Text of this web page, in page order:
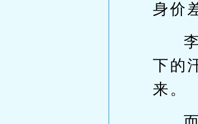
身价
下的
来。